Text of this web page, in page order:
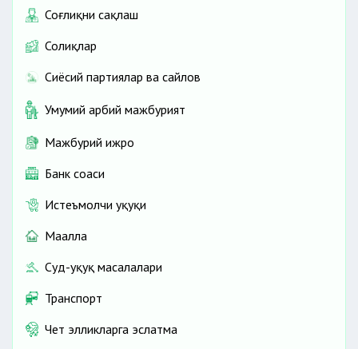
Соғлиқни сақлаш
Солиқлар
Сиёсий партиялар ва сайлов
Умумий ҳарбий мажбурият
Мажбурий ижро
Банк соҳаси
Истеъмолчи ҳуқуқи
Маҳалла
Суд-ҳуқуқ масалалари
Транспорт
Чет элликларга эслатма